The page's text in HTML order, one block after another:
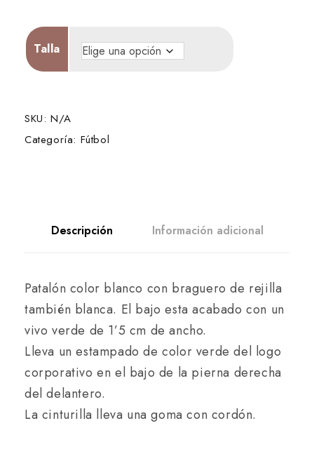
Talla
SKU: N/A
Categoría: Fútbol
Descripción Información adicional
Patalón color blanco con braguero de rejilla
también blanca. El bajo esta acabado con un
vivo verde de 1’5 cm de ancho.
Lleva un estampado de color verde del logo
corporativo en el bajo de la pierna derecha
del delantero.
La cinturilla lleva una goma con cordón.